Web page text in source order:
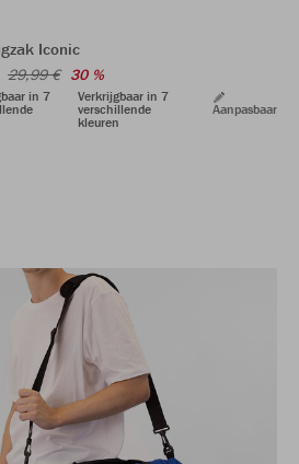
Iconic
29,99 € 30 %
in 7
Verkrijgbaar in 7
verschillende
kleuren
Aanpasbaar